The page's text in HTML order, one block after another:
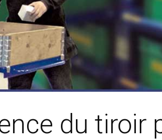
du tiroir